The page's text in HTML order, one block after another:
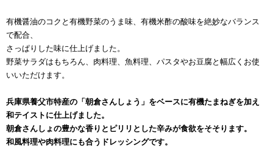
有機醤油のコクと有機野菜のうま味、有機米酢の酸味を絶妙なバランス
で配合、
さっぱりした味に仕上げました。
野菜サラダはもちろん、肉料理、魚料理、パスタやお豆腐と幅広くお使
いいただけます。
兵庫県養父市特産の「朝倉さんしょう」をベースに有機たまねぎを加え
和テイストに仕上げました。
朝倉さんしょの豊かな香りとピリリとした辛みが食欲をそそります。
和風料理や肉料理にも合うドレッシングです。